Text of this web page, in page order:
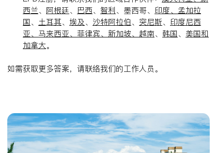
西兰、 阿根廷、 巴西、 智利、墨西哥、 印度、孟加拉
国、 土耳其、 埃及、 沙特阿拉伯、 突尼斯、 印度尼西
亚、马来西亚、菲律宾、新加坡、越南、 韩国、 美国和
加拿大。
如需获取更多答案，请联络我们的工作人员。